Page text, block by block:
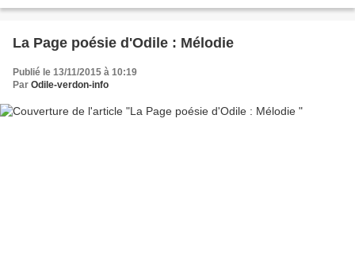
La Page poésie d'Odile : Mélodie
Publié le 13/11/2015 à 10:19
Par Odile-verdon-info